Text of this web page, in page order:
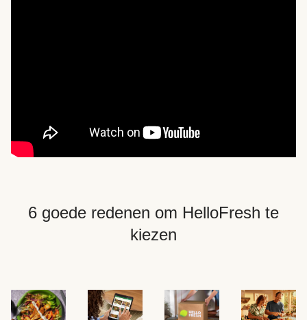
6 goede redenen om HelloFresh te
kiezen